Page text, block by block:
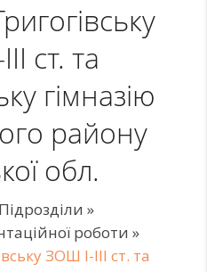
ст. та
гімназію
району
обл.
Підрозділи »
роботи »
ЗОШ I-III ст. та